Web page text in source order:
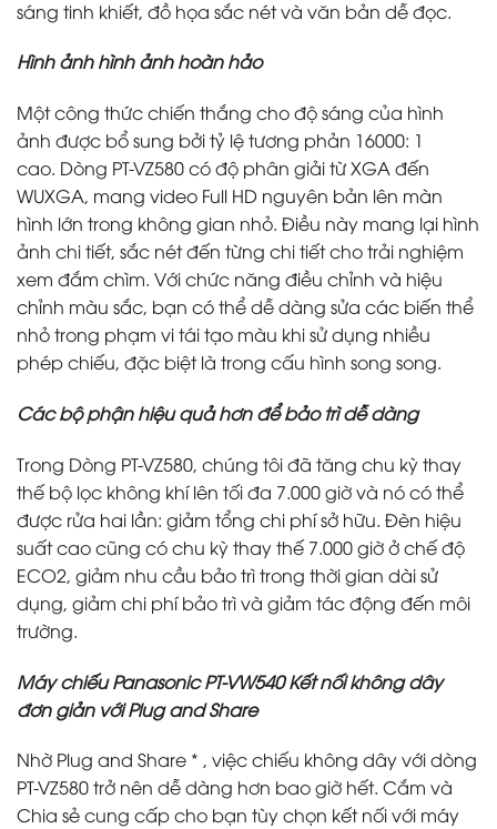
sáng tinh khiết, đồ họa sắc nét và văn bản dễ đọc.
Hình ảnh hình ảnh hoàn hảo
Một công thức chiến thắng cho độ sáng của hình
ảnh được bổ sung bởi tỷ lệ tương phản 16000: 1
cao. Dòng PT-VZ580 có độ phân giải từ XGA đến
WUXGA, mang video Full HD nguyên bản lên màn
hình lớn trong không gian nhỏ. Điều này mang lại hình
ảnh chi tiết, sắc nét đến từng chi tiết cho trải nghiệm
xem đắm chìm. Với chức năng điều chỉnh và hiệu
chỉnh màu sắc, bạn có thể dễ dàng sửa các biến thể
nhỏ trong phạm vi tái tạo màu khi sử dụng nhiều
phép chiếu, đặc biệt là trong cấu hình song song.
Các bộ phận hiệu quả hơn để bảo trì dễ dàng
Trong Dòng PT-VZ580, chúng tôi đã tăng chu kỳ thay
thế bộ lọc không khí lên tối đa 7.000 giờ và nó có thể
được rửa hai lần: giảm tổng chi phí sở hữu. Đèn hiệu
suất cao cũng có chu kỳ thay thế 7.000 giờ ở chế độ
ECO2, giảm nhu cầu bảo trì trong thời gian dài sử
dụng, giảm chi phí bảo trì và giảm tác động đến môi
trường.
Máy chiếu Panasonic PT-VW540 Kết nối không dây
đơn giản với Plug and Share
Nhờ Plug and Share * , việc chiếu không dây với dòng
PT-VZ580 trở nên dễ dàng hơn bao giờ hết. Cắm và
Chia sẻ cung cấp cho bạn tùy chọn kết nối với máy